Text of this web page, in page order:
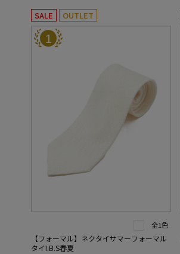
SALE OUTLET
1
全1色
【フォーマル】ネクタイサマーフォーマル
タイI.B.S春夏